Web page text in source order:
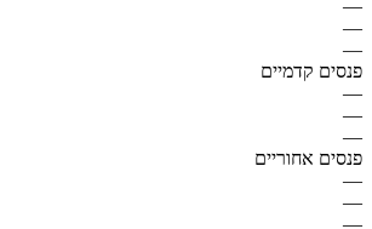
—
—
—
פנסים קדמיים
—
—
—
פנסים אחוריים
—
—
—